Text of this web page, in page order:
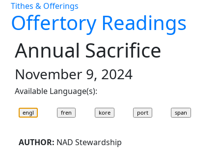
Tithes & Offerings
Offertory Readings
Annual Sacrifice
November 9, 2024
Available Language(s):
AUTHOR: NAD Stewardship